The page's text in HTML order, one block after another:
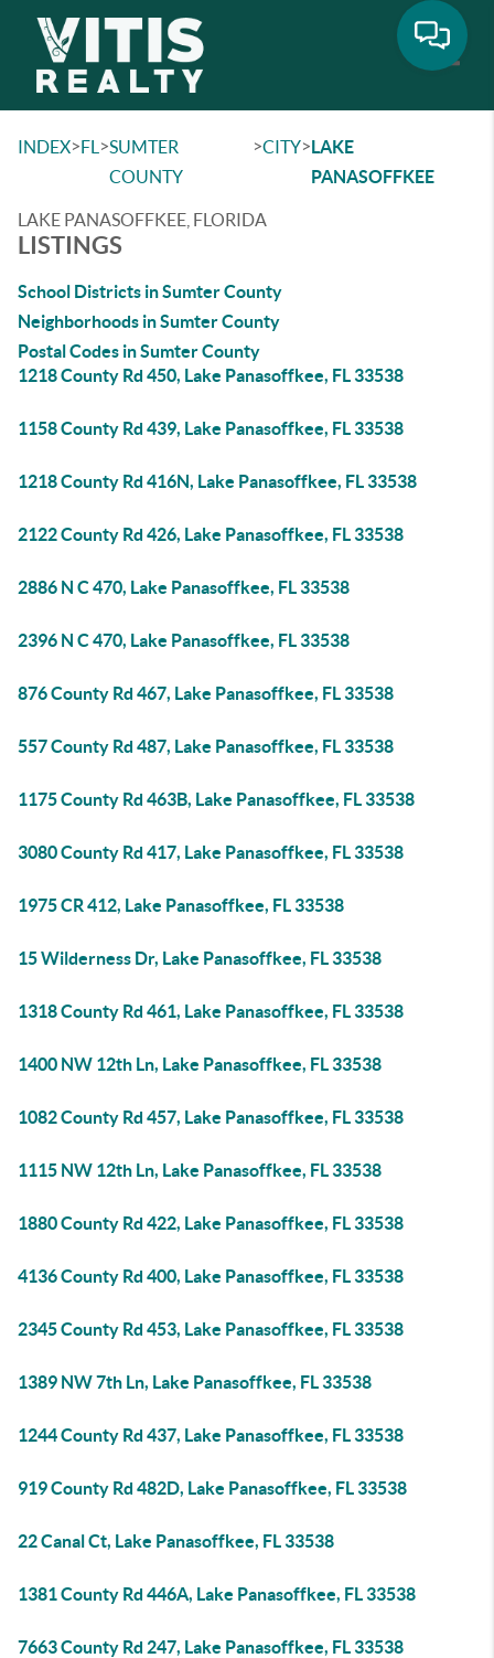
INDEX>FL >SUMTER
COUNTY
>CITY>LAKE
PANASOFFKEE
LAKE PANASOFFKEE, FLORIDA
LISTINGS
School Districts in Sumter County
Neighborhoods in Sumter County
Postal Codes in Sumter County
1218 County Rd 450, Lake Panasoffkee, FL 33538
1158 County Rd 439, Lake Panasoffkee, FL 33538
1218 County Rd 416N, Lake Panasoffkee, FL 33538
2122 County Rd 426, Lake Panasoffkee, FL 33538
2886 N C 470, Lake Panasoffkee, FL 33538
2396 N C 470, Lake Panasoffkee, FL 33538
876 County Rd 467, Lake Panasoffkee, FL 33538
557 County Rd 487, Lake Panasoffkee, FL 33538
1175 County Rd 463B, Lake Panasoffkee, FL 33538
3080 County Rd 417, Lake Panasoffkee, FL 33538
1975 CR 412, Lake Panasoffkee, FL 33538
15 Wilderness Dr, Lake Panasoffkee, FL 33538
1318 County Rd 461, Lake Panasoffkee, FL 33538
1400 NW 12th Ln, Lake Panasoffkee, FL 33538
1082 County Rd 457, Lake Panasoffkee, FL 33538
1115 NW 12th Ln, Lake Panasoffkee, FL 33538
1880 County Rd 422, Lake Panasoffkee, FL 33538
4136 County Rd 400, Lake Panasoffkee, FL 33538
2345 County Rd 453, Lake Panasoffkee, FL 33538
1389 NW 7th Ln, Lake Panasoffkee, FL 33538
1244 County Rd 437, Lake Panasoffkee, FL 33538
919 County Rd 482D, Lake Panasoffkee, FL 33538
22 Canal Ct, Lake Panasoffkee, FL 33538
1381 County Rd 446A, Lake Panasoffkee, FL 33538
7663 County Rd 247, Lake Panasoffkee, FL 33538